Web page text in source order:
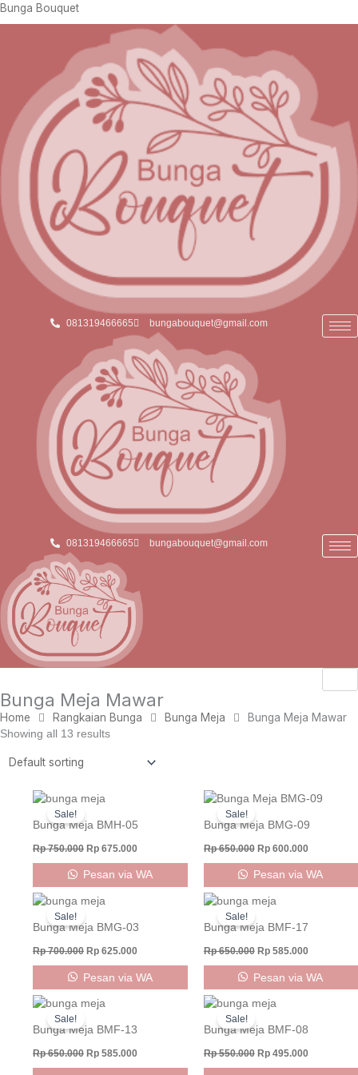
Skip
to
Bunga Bouquet
081319466665 bungabouquet@gmail.com
081319466665 bungabouquet@gmail.com
Bunga Meja Mawar
Home Rangkaian Bunga Bunga Meja Bunga Meja Mawar
Showing all 13 results
Sale!
Bunga Meja BMH-05
Rp750.000
Original
was:
Rp 750.000.
Rp 675.000
is:
Pesan via WA
Sale!
Bunga Meja BMG-09
Rp650.000
Original
was:
Rp 650.000.
Rp600.000
Current
is:
Pesan via WA
Sale!
Bunga Meja BMG-03
Rp700.000
Original
was:
Rp 700.000.
Rp 625.000
is:
Pesan via WA
Sale!
Bunga Meja BMF-17
Rp650.000
Original
was:
Rp 650.000.
Rp585.000
is:
Pesan via WA
Sale!
Bunga Meja BMF-13
Rp650.000
Original
was:
Rp 650.000.
Rp 585.000
Sale!
Bunga Meja BMF-08
Rp550.000
Original
was:
Rp 550.000.
Rp495.000
is: